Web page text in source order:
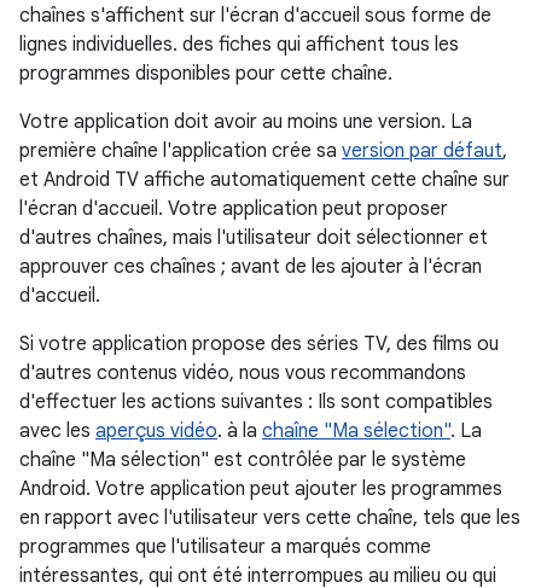
chaînes s'affichent sur l'écran d'accueil sous forme de
lignes individuelles. des fiches qui affichent tous les
programmes disponibles pour cette chaîne.
Votre application doit avoir au moins une version. La
première chaîne l'application crée sa version par défaut,
et Android TV affiche automatiquement cette chaîne sur
l'écran d'accueil. Votre application peut proposer
d'autres chaînes, mais l'utilisateur doit sélectionner et
approuver ces chaînes ; avant de les ajouter à l'écran
d'accueil.
Si votre application propose des séries TV, des films ou
d'autres contenus vidéo, nous vous recommandons
d'effectuer les actions suivantes : Ils sont compatibles
avec les aperçus vidéo. à la chaîne "Ma sélection". La
chaîne "Ma sélection" est contrôlée par le système
Android. Votre application peut ajouter les programmes
en rapport avec l'utilisateur vers cette chaîne, tels que les
programmes que l'utilisateur a marqués comme
intéressantes, qui ont été interrompues au milieu ou qui